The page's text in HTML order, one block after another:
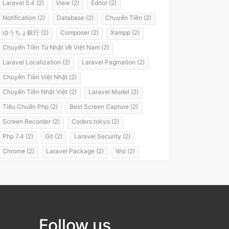
Laravel 5.4 (2)
View (2)
Editor (2)
Notification (2)
Database (2)
Chuyển Tiền (2)
ゆうちょ銀行 (2)
Composer (2)
Xampp (2)
Chuyển Tiền Từ Nhật Về Việt Nam (2)
Laravel Localization (2)
Laravel Pagination (2)
Chuyển Tiền Việt Nhật (2)
Chuyển Tiền Nhật Việt (2)
Laravel Model (2)
Tiêu Chuẩn Php (2)
Best Screen Capture (2)
Screen Recorder (2)
Coders.tokyo (2)
Php 7.4 (2)
Git (2)
Laravel Security (2)
Chrome (2)
Laravel Package (2)
Wsl (2)
Luyện Nói Tiếng Nhật (1)
Shadowing (1)
Follow us